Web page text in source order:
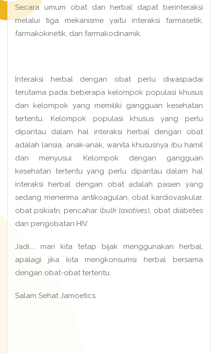
Secara umum obat dan herbal dapat berinteraksi
melalui tiga mekanisme yaitu interaksi farmasetik,
farmakokinetik, dan farmakodinamik.
Interaksi herbal dengan obat perlu diwaspadai
terutama pada beberapa kelompok populasi khusus
dan kelompok yang memiliki gangguan kesehatan
tertentu. Kelompok populasi khusus yang perlu
dipantau dalam hal interaksi herbal dengan obat
adalah lansia, anak-anak, wanita khususnya ibu hamil
dan menyusui. Kelompok dengan gangguan
kesehatan tertentu yang perlu dipantau dalam hal
interaksi herbal dengan obat adalah pasien yang
sedang menerima antikoagulan, obat kardiovaskular,
obat psikiatri, pencahar (bulk laxatives), obat diabetes
dan pengobatan HIV.
Jadi.... mari kita tetap bijak menggunakan herbal,
apalagi jika kita mengkonsumsi herbal bersama
dengan obat-obat tertentu.
Salam Sehat Jamoetics.